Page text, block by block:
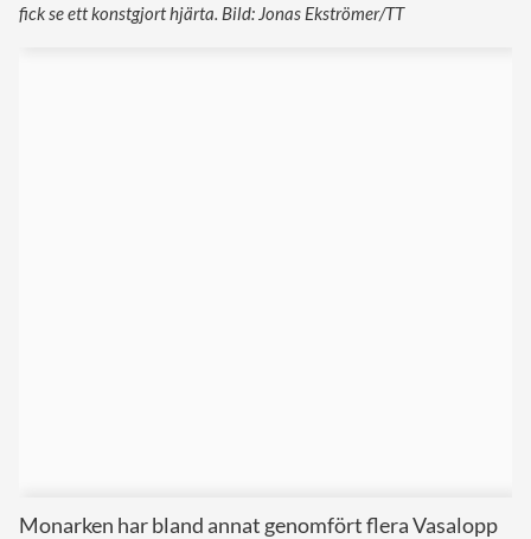
fick se ett konstgjort hjärta. Bild: Jonas Ekströmer/TT
Monarken har bland annat genomfört flera Vasalopp